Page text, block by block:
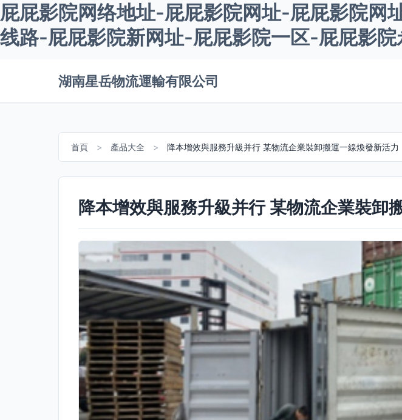
屁屁影院网络地址-屁屁影院网址-屁屁影院
线路-屁屁影院新网址-屁屁影院一区-屁屁影
湖南星岳物流運輸有限公司
首頁 > 產品大全 > 降本增效與服務升級并行 某物流企業裝卸搬運一線煥發新活力
降本增效與服務升級并行 某物流企業裝卸